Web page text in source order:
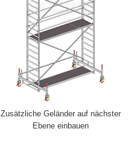
Zusätzliche Geländer auf nächster
Ebene einbauen